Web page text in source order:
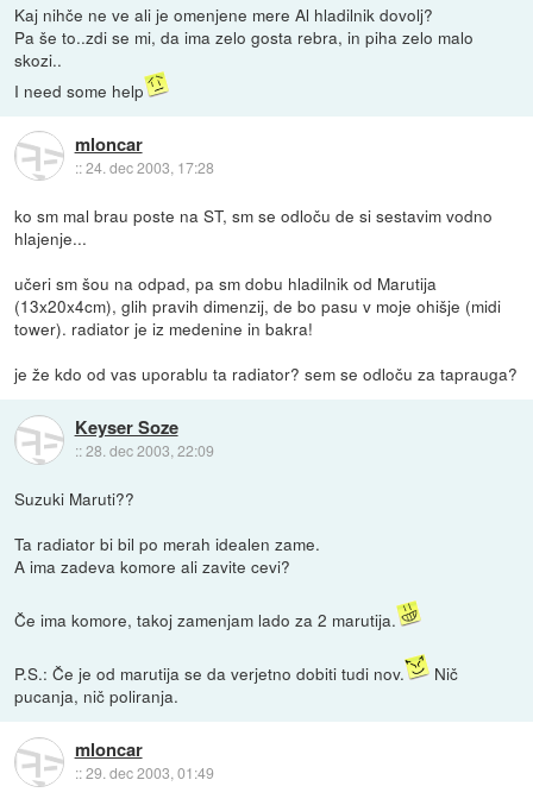
Kaj nihče ne ve ali je omenjene mere Al hladilnik dovolj?
Pa še to..zdi se mi, da ima zelo gosta rebra, in piha zelo malo
skozi..
I need some help
mloncar
::24. dec 2003, 17:28
ko sm mal brau poste na ST, sm se odloču de si sestavim vodno
hlajenje...
učeri sm šou na odpad, pa sm dobu hladilnik od Marutija
(13x20x4cm), glih pravih dimenzij, de bo pasu v moje ohišje (midi
tower). radiator je iz medenine in bakra!
je že kdo od vas uporablu ta radiator? sem se odloču za taprauga?
Keyser Soze
::28. dec 2003, 22:09
Suzuki Maruti??
Ta radiator bi bil po merah idealen zame.
A ima zadeva komore ali zavite cevi?
Če ima komore, takoj zamenjam lado za 2 marutija.
P.S.: Če je od marutija se da verjetno dobiti tudi nov.
Nič
pucanja, nič poliranja.
mloncar
::29. dec 2003, 01:49